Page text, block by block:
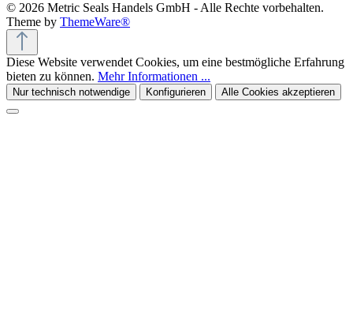
© 2026 Metric Seals Handels GmbH - Alle Rechte vorbehalten.
Theme by ThemeWare®
Diese Website verwendet Cookies, um eine bestmögliche Erfahrung
bieten zu können. Mehr Informationen ...
Nur technisch notwendige Konfigurieren Alle Cookies akzeptieren